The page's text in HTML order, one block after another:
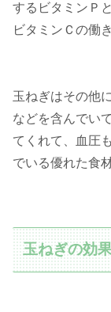
するビタミンＰ
ビタミンＣの働
玉ねぎはその他
などを含んでい
てくれて、血圧
でいる優れた食
玉ねぎの効